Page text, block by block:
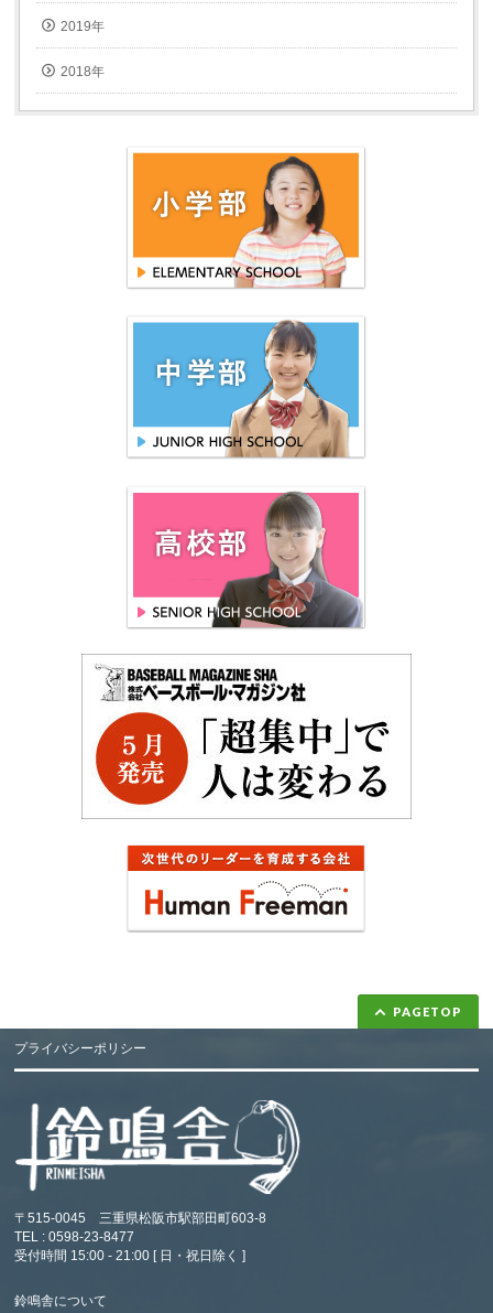
2019年
2018年
PAGETOP
プライバシーポリシー
〒515-0045 三重県松阪市駅部田町603-8
TEL : 0598-23-8477
受付時間 15:00 - 21:00 [ 日・祝日除く ]
鈴鳴舎について